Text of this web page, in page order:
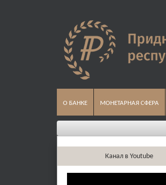
О БАНКЕ МОНЕТАРНАЯ СФЕРА
Канал в Youtube